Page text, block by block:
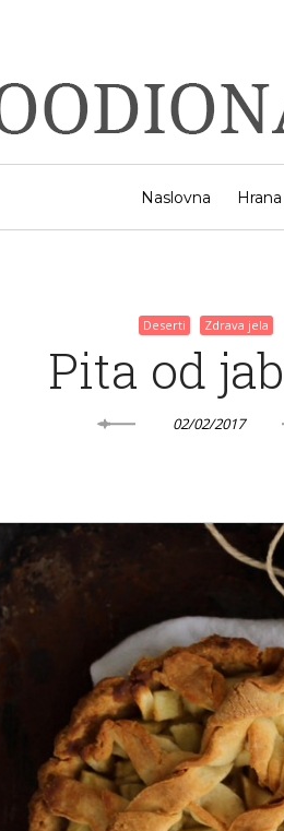
Naslovna Hrana
Deserti Zdrava jela
Pita od
02/02/2017